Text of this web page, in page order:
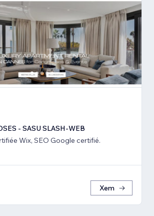
- SASU SLASH-WEB
Wix, SEO Google certifié.
Xem